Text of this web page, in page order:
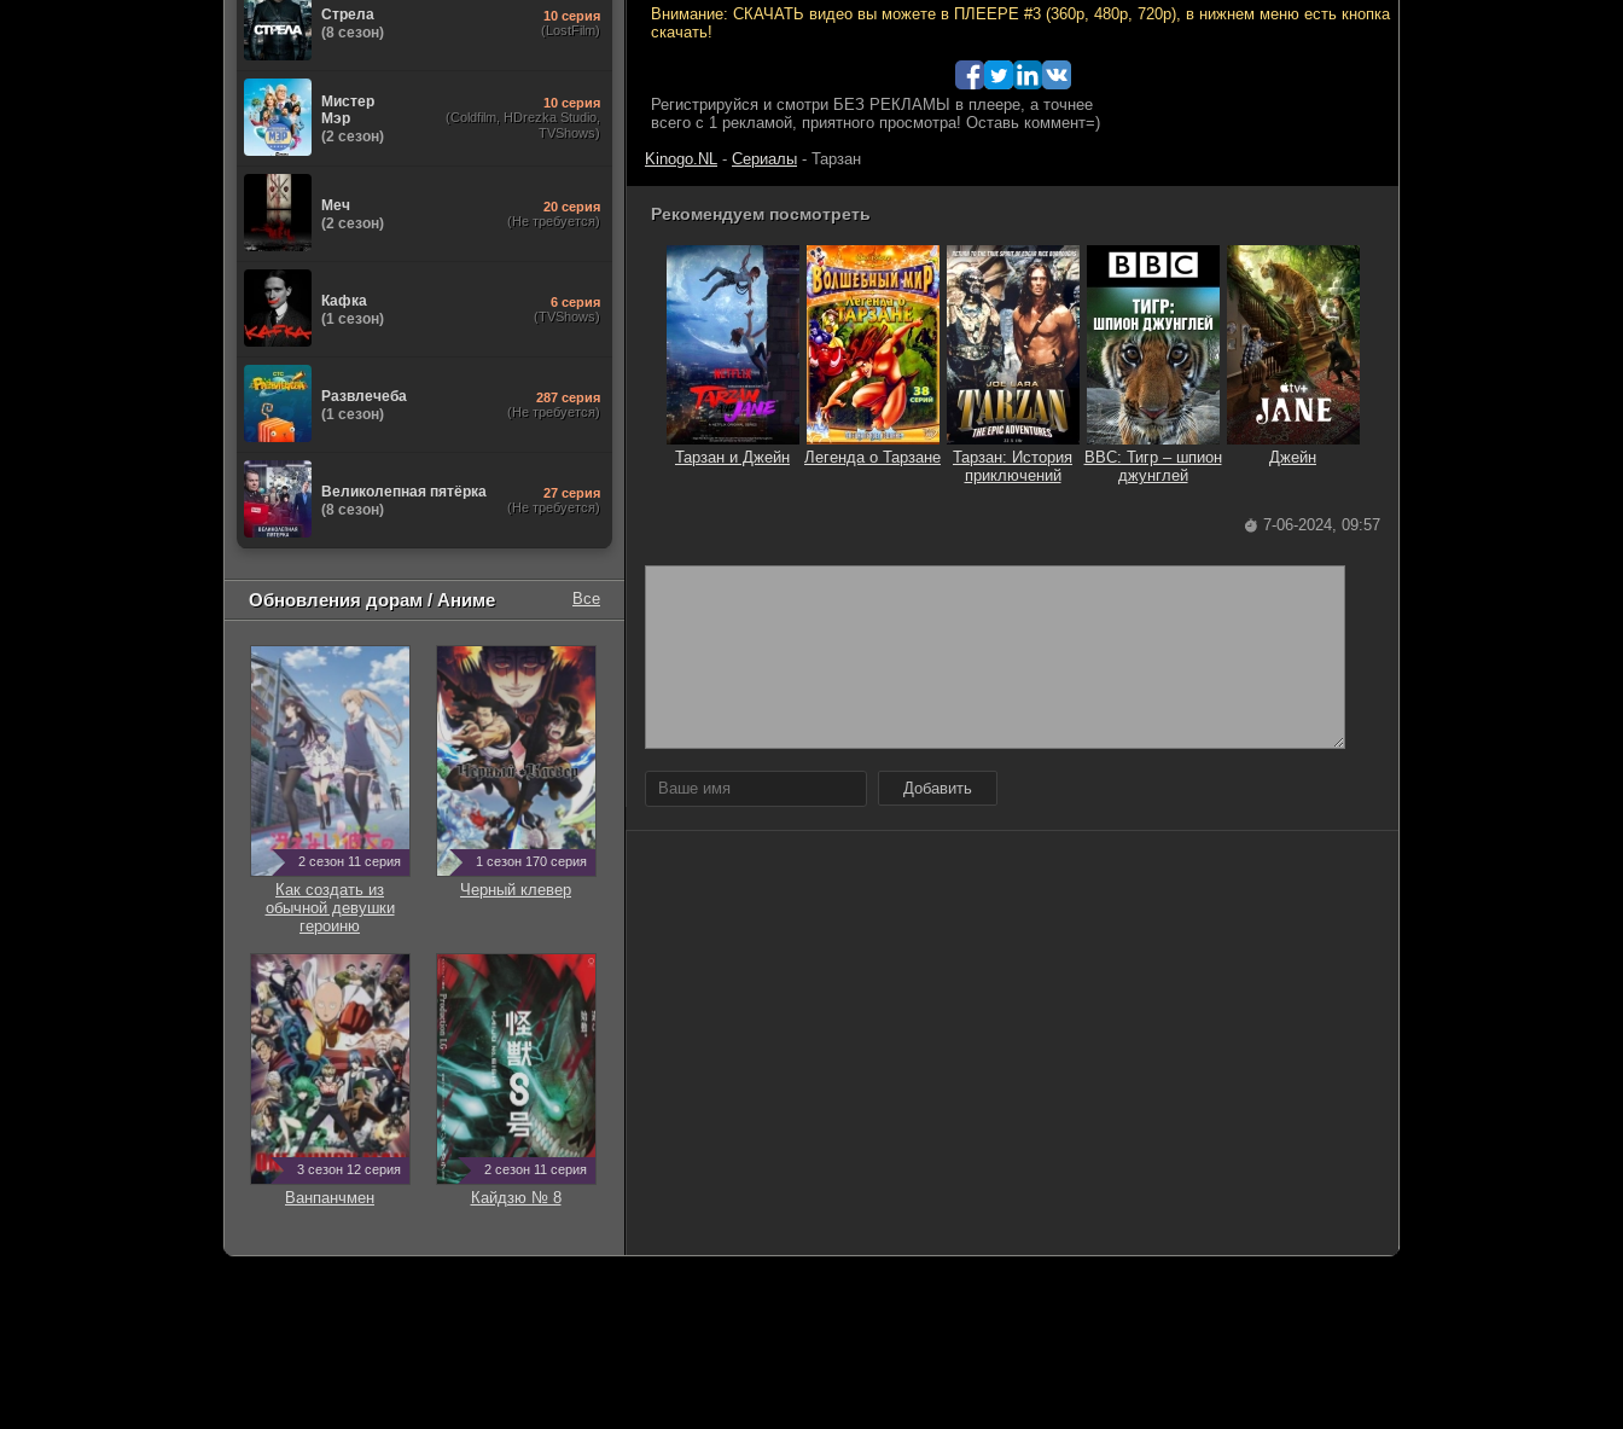
Kinogo.NL - Сериалы - Тарзан
Рекомендуем посмотреть
Тарзан и Джейн Легенда о Тарзане
Тарзан: История
приключений
BBC: Тигр – шпион
джунглей
Джейн
7-06-2024, 09:57
Добавить
Стрела
(8 сезон)
10 серия
(LostFilm)
Мистер
Мэр
(2 сезон)
10 серия
(Coldfilm, HDrezka Studio,
TVShows)
Меч
(2 сезон)
20 серия
(Не требуется)
Кафка
(1 сезон)
6 серия
(TVShows)
Развлечеба
(1 сезон)
287 серия
(Не требуется)
Великолепная пятёрка
(8 сезон)
27 серия
(Не требуется)
Обновления дорам / Аниме Все
2 сезон 11 серия
Как создать из
обычной девушки
героиню
1 сезон 170 серия
Черный клевер
3 сезон 12 серия
Ванпанчмен
2 сезон 11 серия
Кайдзю № 8